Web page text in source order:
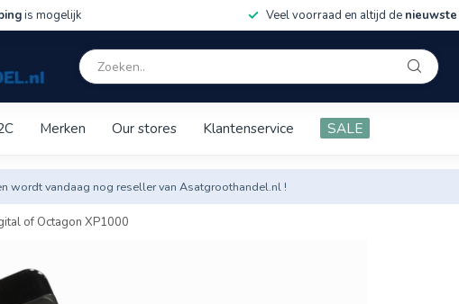
is mogelijk Veel voorraad en altijd de nieuwste
Merken Our stores Klantenservice SALE
wordt vandaag nog reseller van Asatgroothandel.nl !
of Octagon XP1000